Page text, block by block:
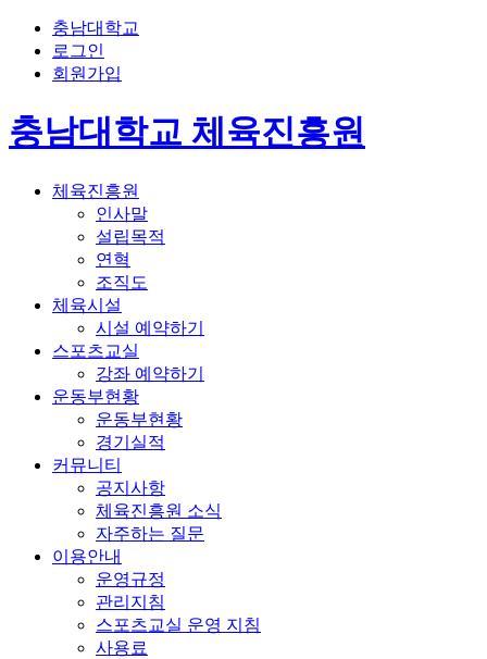
충남대학교
로그인
회원가입
충남대학교 체육진흥원
체육진흥원
인사말
설립목적
연혁
조직도
체육시설
시설 예약하기
스포츠교실
강좌 예약하기
운동부현황
운동부현황
경기실적
커뮤니티
공지사항
체육진흥원 소식
자주하는 질문
이용안내
운영규정
관리지침
스포츠교실 운영 지침
사용료